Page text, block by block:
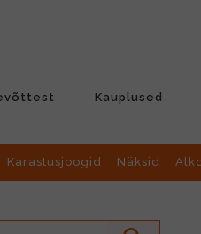
Kauplused
Karastusjoogid Näksid